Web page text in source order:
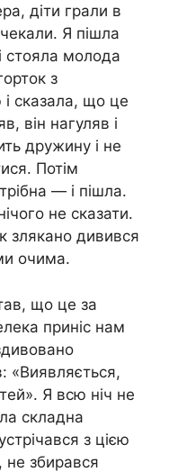
діти грали в
Я пішла
стояла молода
з
сказала, що це
він нагуляв і
дружину і не
Потім
— і пішла.
не сказати.
злякано дивився
очима.
що це за
приніс нам
«Виявляється,
Я всю ніч не
складна
з цією
не збирався